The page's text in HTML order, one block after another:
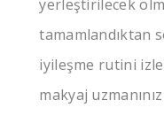
yerleştirilecek
tamamlandıktan
iyileşme rutini
makyaj